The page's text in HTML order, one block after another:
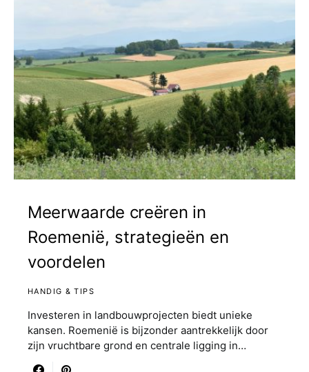
Meerwaarde creëren in
Roemenië, strategieën en
voordelen
HANDIG & TIPS
Investeren in landbouwprojecten biedt unieke
kansen. Roemenië is bijzonder aantrekkelijk door
zijn vruchtbare grond en centrale ligging in…